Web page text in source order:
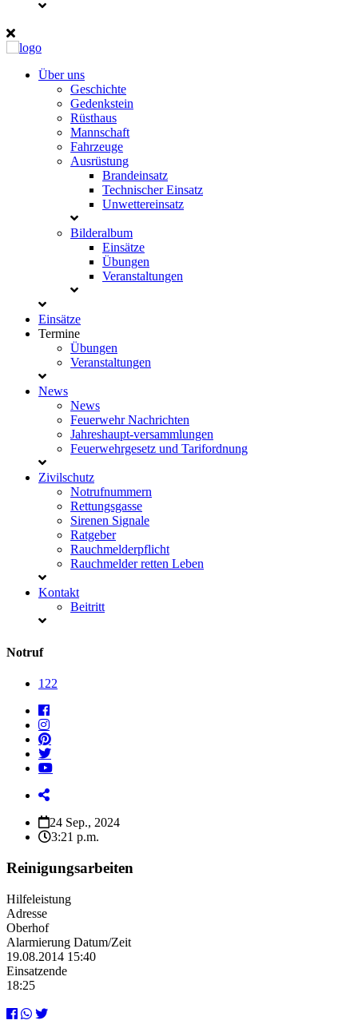
Über uns
Geschichte
Gedenkstein
Rüsthaus
Mannschaft
Fahrzeuge
Ausrüstung
Brandeinsatz
Technischer Einsatz
Unwettereinsatz
Bilderalbum
Einsätze
Übungen
Veranstaltungen
Einsätze
Termine
Übungen
Veranstaltungen
News
News
Feuerwehr Nachrichten
Jahreshaupt-versammlungen
Feuerwehrgesetz und Tarifordnung
Zivilschutz
Notrufnummern
Rettungsgasse
Sirenen Signale
Ratgeber
Rauchmelderpflicht
Rauchmelder retten Leben
Kontakt
Beitritt
Notruf
122
24 Sep., 2024
3:21 p.m.
Reinigungsarbeiten
Hilfeleistung
Adresse
Oberhof
Alarmierung Datum/Zeit
19.08.2014 15:40
Einsatzende
18:25